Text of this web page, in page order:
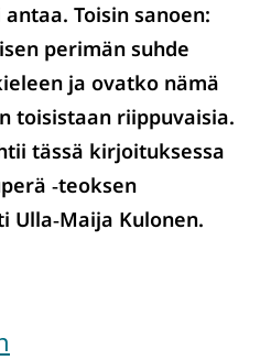
Toisin sanoen:
perimän suhde
ja ovatko nämä
toisistaan riippuvaisia.
tässä kirjoituksessa
‑teoksen
Kulonen.